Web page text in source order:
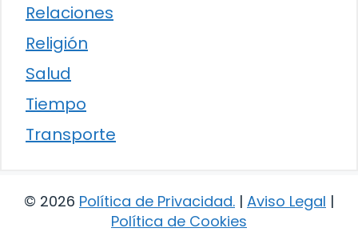
Relaciones
Religión
Salud
Tiempo
Transporte
© 2026 Política de Privacidad. | Aviso Legal |
Política de Cookies